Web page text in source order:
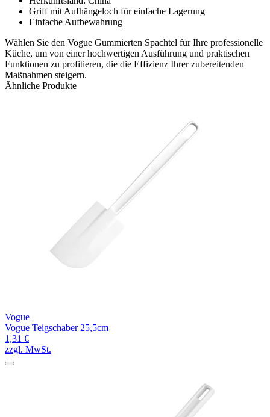
Griff mit Aufhängeloch für einfache Lagerung
Einfache Aufbewahrung
Wählen Sie den Vogue Gummierten Spachtel für Ihre professionelle
Küche, um von einer hochwertigen Ausführung und praktischen
Funktionen zu profitieren, die die Effizienz Ihrer zubereitenden
Maßnahmen steigern.
Ähnliche Produkte
Vogue
Vogue Teigschaber 25,5cm
1,31 €
zzgl. MwSt.